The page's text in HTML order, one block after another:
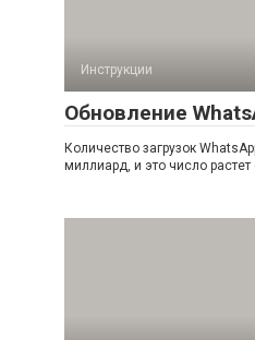
Инструкции
Обновление
Количество загрузок
миллиард, и это число